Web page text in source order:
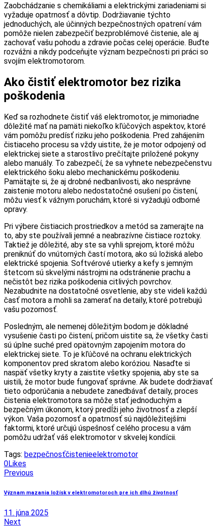
Zaobchádzanie s chemikáliami a elektrickými zariadeniami si
vyžaduje opatrnosť a dôvtip. Dodržiavanie týchto
jednoduchých, ale účinných bezpečnostných opatrení vám
pomôže nielen zabezpečiť bezproblémové čistenie, ale aj
zachovať vašu pohodu a zdravie počas celej operácie. Buďte
rozvážni a nikdy podceňujte význam bezpečnosti pri práci so
svojím elektromotorom.
Ako čistiť elektromotor bez rizika
poškodenia
Keď sa rozhodnete čistiť váš elektromotor, je mimoriadne
dôležité mať na pamäti niekoľko kľúčových aspektov, ktoré
vám pomôžu predísť riziku jeho poškodenia. Pred zahájením
čistiaceho procesu sa vždy uistite, že je motor odpojený od
elektrickej siete a starostlivo prečítajte priložené pokyny
alebo manuály. To zabezpečí, že sa vyhnete nebezpečenstvu
elektrického šoku alebo mechanickému poškodeniu.
Pamätajte si, že aj drobné nedbanlivosti, ako nesprávne
zaistenie motoru alebo nedostatočné osušení po čistení,
môžu viesť k vážnym poruchám, ktoré si vyžadujú odborné
opravy.
Pri výbere čistiacich prostriedkov a metód sa zamerajte na
to, aby ste používali jemné a neabrazívne čistiace roztoky.
Taktiež je dôležité, aby ste sa vyhli sprejom, ktoré môžu
preniknúť do vnútorných častí motora, ako sú ložiská alebo
elektrické spojenia. Softvérové utierky a kefy s jemným
štetcom sú skvelými nástrojmi na odstránenie prachu a
nečistôt bez rizika poškodenia citlivých povrchov.
Nezabudnite na dostatočné osvetlenie, aby ste videli každú
časť motora a mohli sa zamerať na detaily, ktoré potrebujú
vašu pozornosť.
Posledným, ale nemenej dôležitým bodom je dôkladné
vysušenie časti po čistení, pričom uistite sa, že všetky časti
sú úplne suché pred opätovným zapojením motora do
elektrickej siete. To je kľúčové na ochranu elektrických
komponentov pred skratom alebo koróziou. Nasaďte si
naspäť všetky kryty a zaistite všetky spojenia, aby ste sa
uistili, že motor bude fungovať správne. Ak budete dodržiavať
tieto odporúčania a nebudete zanedbávať detaily, proces
čistenia elektromotora sa môže stať jednoduchým a
bezpečným úkonom, ktorý predĺži jeho životnosť a zlepší
výkon. Vaša pozornosť a opatrnosť sú najdôležitejšími
faktormi, ktoré určujú úspešnosť celého procesu a vám
pomôžu udržať váš elektromotor v skvelej kondícii.
Tags: bezpečnosťčistenieelektromotor
0Likes
Navigácia
v
Previous
Význam mazania ložísk v elektromotoroch pre ich dlhú životnosť
11. júna 2025
Next